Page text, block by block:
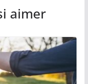
aimer